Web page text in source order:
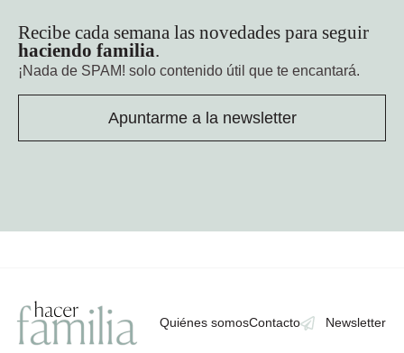
Recibe cada semana las novedades para seguir
haciendo familia.
¡Nada de SPAM! solo contenido útil que te encantará.
Apuntarme a la newsletter
Quiénes somosContacto Newsletter